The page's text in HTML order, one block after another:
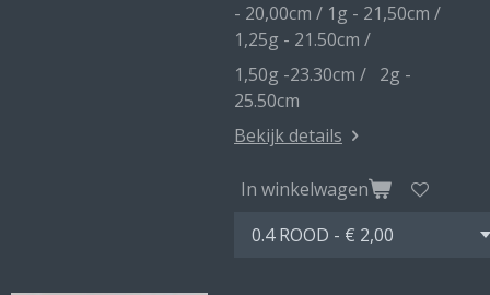
- 20,00cm / 1g - 21,50cm /
1,25g - 21.50cm /
1,50g -23.30cm / 2g -
25.50cm
Bekijk details
In winkelwagen